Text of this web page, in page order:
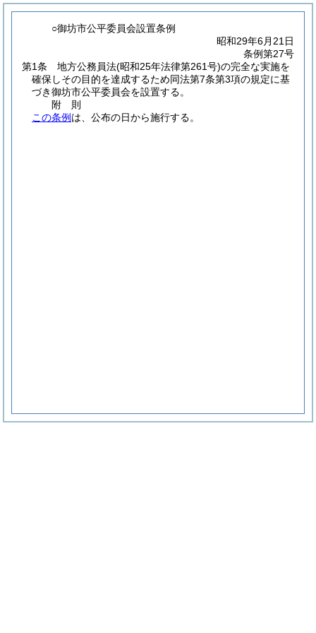
○御坊市公平委員会設置条例
昭和29年6月21日
条例第27号
第1条
地方公務員法(昭和25年法律第261号)の完全な実施を
確保しその目的を達成するため同法第7条第3項の規定に基
づき御坊市公平委員会を設置する。
附 則
この条例 は、公布の日から施行する。